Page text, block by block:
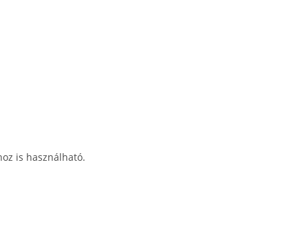
is használható.